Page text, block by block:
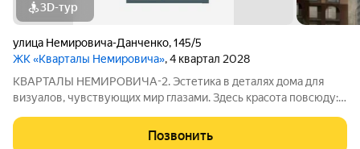
3D-тур
улица Немировича-Данченко,145/5
ЖК «Кварталы Немировича», 4 квартал 2028
КВАРТАЛЫ НЕМИРОВИЧА-2. Эстетика в деталях дома для
визуалов, чувствующих мир глазами. Здесь красота повсюду: в
вторым светом и спокойном зеркале Оби за окном.
Позвонить